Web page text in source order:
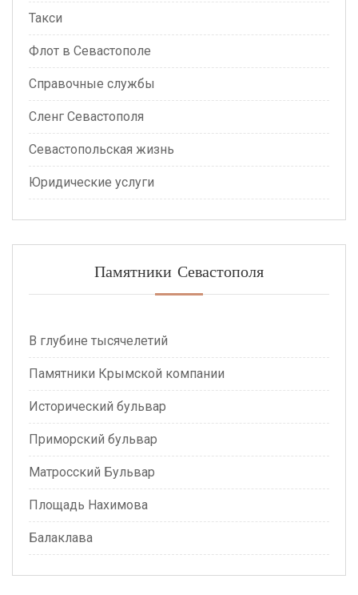
Такси
Флот в Севастополе
Справочные службы
Сленг Севастополя
Севастопольская жизнь
Юридические услуги
Памятники Севастополя
В глубине тысячелетий
Памятники Крымской компании
Исторический бульвар
Приморский бульвар
Матросский Бульвар
Площадь Нахимова
Балаклава